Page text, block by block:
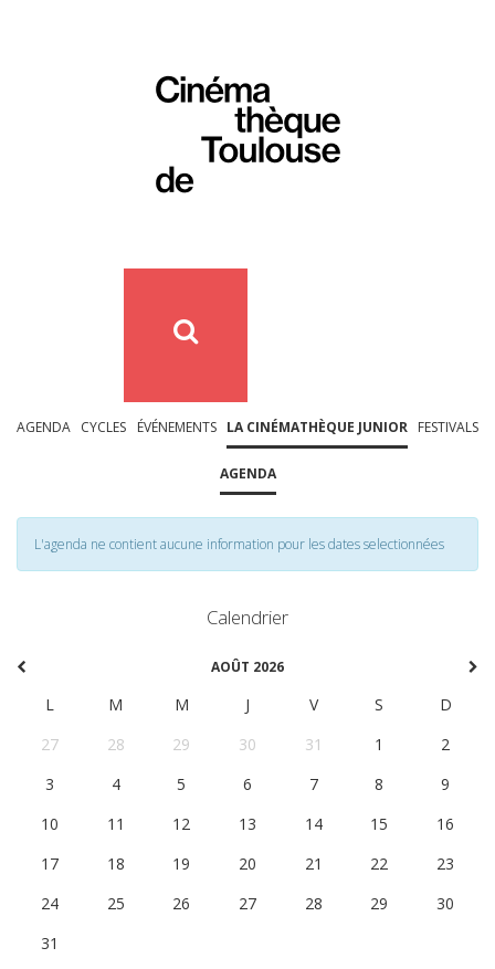
AGENDA CYCLES ÉVÉNEMENTS LA CINÉMATHÈQUE JUNIOR FESTIVALS
AGENDA
L'agenda ne contient aucune information pour les dates selectionnées
Calendrier
AOÛT 2026
L M M J V S
D
27
28 29 30 31 1
2
3
4 5 6 7 8
9
10
11 12 13 14 15
16
17
18 19 20 21 22
23
24
25 26 27 28 29
30
31